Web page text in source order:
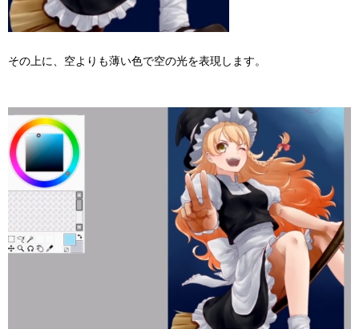
その上に、空よりも薄い色で空の光を表現します。